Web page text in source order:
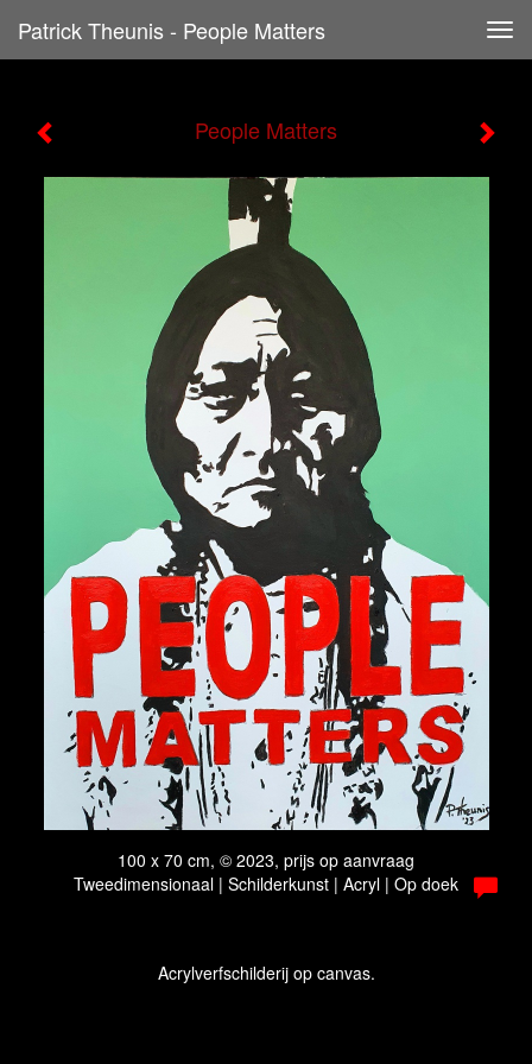
Patrick Theunis - People Matters
People Matters
100 x 70 cm, © 2023, prijs op aanvraag
Tweedimensionaal | Schilderkunst | Acryl | Op doek
Acrylverfschilderij op canvas.